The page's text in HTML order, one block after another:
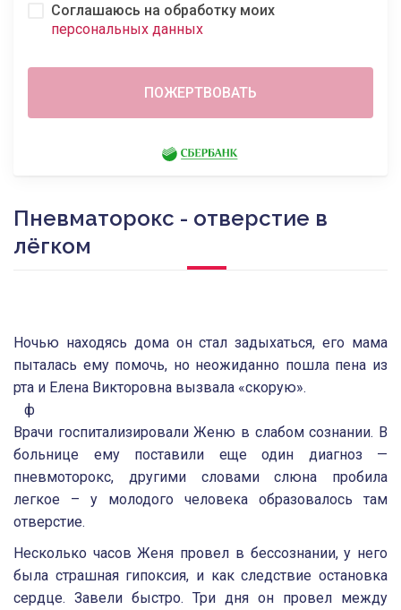
Соглашаюсь на обработку моих
персональных данных
Пневматорокс - отверстие в
лёгком
Ночью находясь дома он стал задыхаться, его мама
пыталась ему помочь, но неожиданно пошла пена из
рта и Елена Викторовна вызвала «скорую».
⠀ф
Врачи госпитализировали Женю в слабом сознании. В
больнице ему поставили еще один диагноз —
пневмоторокс, другими словами слюна пробила
легкое – у молодого человека образовалось там
отверстие.
Несколько часов Женя провел в бессознании, у него
была страшная гипоксия, и как следствие остановка
сердце. Завели быстро. Три дня он провел между